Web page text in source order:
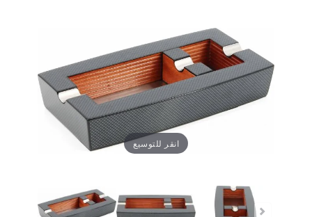
إكسسوارات
انقر للتوسيع